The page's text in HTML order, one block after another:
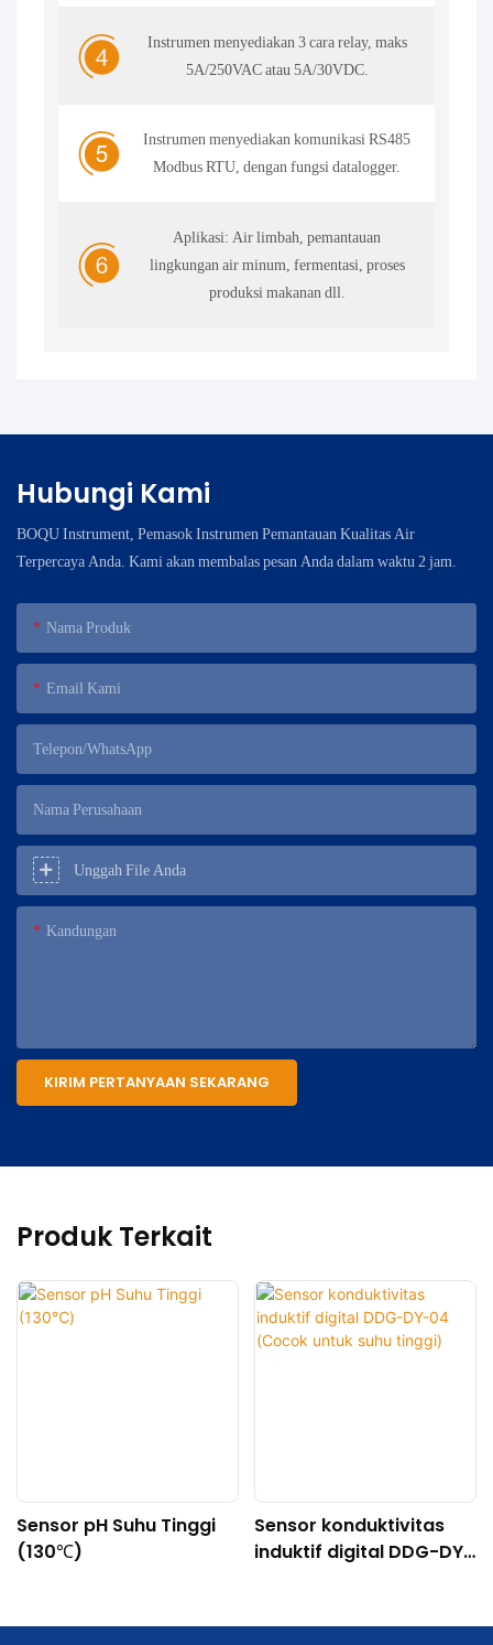
Instrumen menyediakan 3 cara relay, maks
5A/250VAC atau 5A/30VDC.
Instrumen menyediakan komunikasi RS485
Modbus RTU, dengan fungsi datalogger.
Aplikasi: Air limbah, pemantauan
lingkungan air minum, fermentasi, proses
produksi makanan dll.
Hubungi Kami
BOQU Instrument, Pemasok Instrumen Pemantauan Kualitas Air
Terpercaya Anda. Kami akan membalas pesan Anda dalam waktu 2 jam.
Nama Produk
Email Kami
Telepon/WhatsApp
Nama Perusahaan
Unggah File Anda
Kandungan
KIRIM PERTANYAAN SEKARANG
Produk Terkait
Sensor pH Suhu Tinggi
(130℃)
Sensor konduktivitas
induktif digital DDG-DY-